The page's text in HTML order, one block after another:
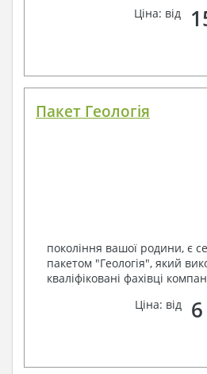
Ціна: від
Пакет Геологія
покоління вашої родини, є
пакетом "Геологія", який
кваліфіковані фахівці
Ціна: від